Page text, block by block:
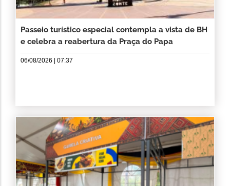
Passeio turístico especial contempla a vista de BH
e celebra a reabertura da Praça do Papa
06/08/2026 | 07:37